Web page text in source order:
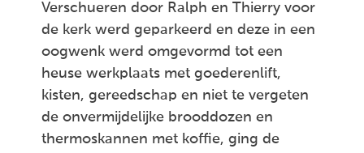
Verschueren door Ralph en Thierry voor
de kerk werd geparkeerd en deze in een
oogwenk werd omgevormd tot een
heuse werkplaats met goederenlift,
kisten, gereedschap en niet te vergeten
de onvermijdelijke brooddozen en
thermoskannen met koffie, ging de